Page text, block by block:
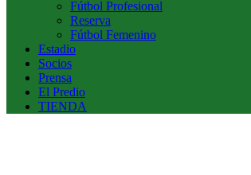
Fútbol Profesional
Reserva
Fútbol Femenino
Estadio
Socios
Prensa
El Predio
TIENDA